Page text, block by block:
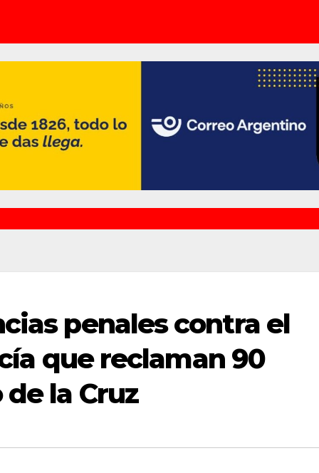
penales contra el
que reclaman 90
la Cruz